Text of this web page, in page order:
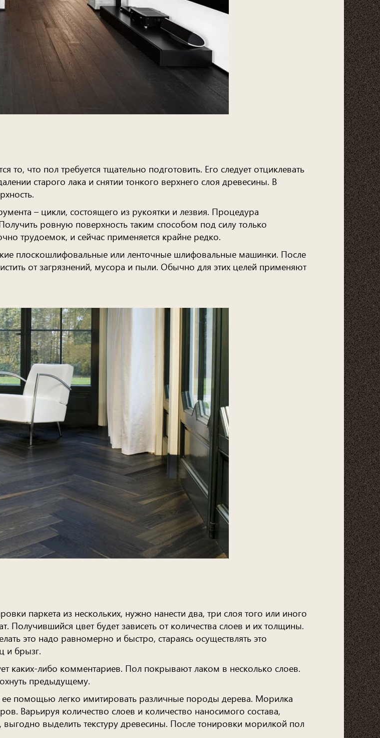
что пол требуется тщательно подготовить. Его следует отциклевать
старого лака и снятии тонкого верхнего слоя древесины. В
– цикли, состоящего из рукоятки и лезвия. Процедура
ровную поверхность таким способом под силу только
трудоемок, и сейчас применяется крайне редко.
плоскошлифовальные или ленточные шлифовальные машинки. После
от загрязнений, мусора и пыли. Обычно для этих целей применяют
паркета из нескольких, нужно нанести два, три слоя того или иного
Получившийся цвет будет зависеть от количества слоев и их толщины.
это надо равномерно и быстро, стараясь осуществлять это
и брызг.
каких-либо комментариев. Пол покрывают лаком в несколько слоев.
предыдущему.
помощью легко имитировать различные породы дерева. Морилка
Варьируя количество слоев и количество наносимого состава,
выделить текстуру древесины. После тонировки морилкой пол